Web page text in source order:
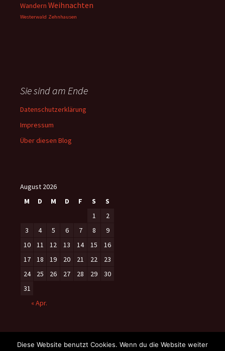
Wandern Weihnachten
Westerwald Zehnhausen
Sie sind am Ende
Datenschutzerklärung
Impressum
Über diesen Blog
August 2026
M
D M D F S
S
1
2
3
4 5 6 7 8
9
10
11 12 13 14 15
16
17
18 19 20 21 22
23
24
25 26 27 28 29
30
31
« Apr.
Diese Website benutzt Cookies. Wenn du die Website weiter